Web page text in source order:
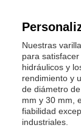
Nuestras
para
hidráulicos y
rendimiento y
de diámetro
mm y 30 mm,
fiabilidad
industriales.